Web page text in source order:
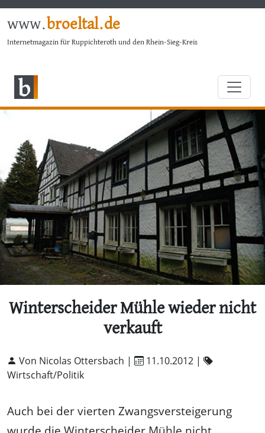
www.broeltal.de
Internetmagazin für Ruppichteroth und den Rhein-Sieg-Kreis
Winterscheider Mühle wieder nicht
verkauft
Von Nicolas Ottersbach | 11.10.2012 |
Wirtschaft/Politik
Auch bei der vierten Zwangsversteigerung